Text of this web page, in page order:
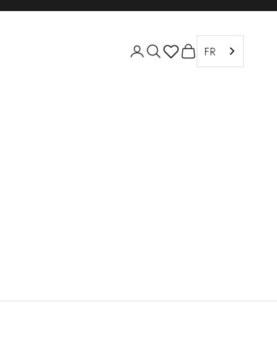
Ouvrir le compte utilisation
Ouvrir la recherche
Voir le panier
FR